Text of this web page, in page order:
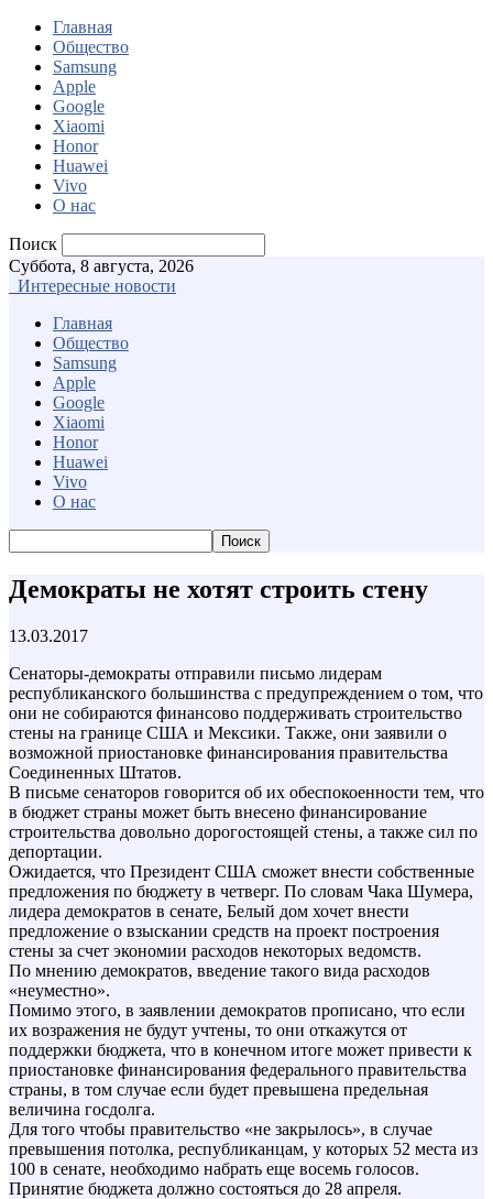
Главная
Общество
Samsung
Apple
Google
Xiaomi
Honor
Huawei
Vivo
О нас
Поиск
Суббота, 8 августа, 2026
Интересные новости
Главная
Общество
Samsung
Apple
Google
Xiaomi
Honor
Huawei
Vivo
О нас
Демократы не хотят строить стену
13.03.2017
Сенаторы-демократы отправили письмо лидерам
республиканского большинства с предупреждением о том, что
они не собираются финансово поддерживать строительство
стены на границе США и Мексики. Также, они заявили о
возможной приостановке финансирования правительства
Соединенных Штатов.
В письме сенаторов говорится об их обеспокоенности тем, что
в бюджет страны может быть внесено финансирование
строительства довольно дорогостоящей стены, а также сил по
депортации.
Ожидается, что Президент США сможет внести собственные
предложения по бюджету в четверг. По словам Чака Шумера,
лидера демократов в сенате, Белый дом хочет внести
предложение о взыскании средств на проект построения
стены за счет экономии расходов некоторых ведомств.
По мнению демократов, введение такого вида расходов
«неуместно».
Помимо этого, в заявлении демократов прописано, что если
их возражения не будут учтены, то они откажутся от
поддержки бюджета, что в конечном итоге может привести к
приостановке финансирования федерального правительства
страны, в том случае если будет превышена предельная
величина госдолга.
Для того чтобы правительство «не закрылось», в случае
превышения потолка, республиканцам, у которых 52 места из
100 в сенате, необходимо набрать еще восемь голосов.
Принятие бюджета должно состояться до 28 апреля.